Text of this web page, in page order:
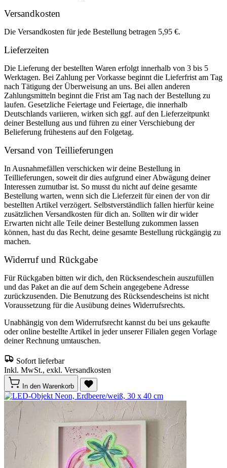
Versandkosten
Die Versandkosten für jede Bestellung betragen 5,95 €.
Lieferzeiten
Die Lieferung der bestellten Waren erfolgt innerhalb von 3 bis 5
Werktagen. Bei Zahlung per Vorkasse beginnt die Lieferfrist am Tag
nach Tätigung der Überweisung an uns. Bei allen anderen
Zahlungsmitteln beginnt die Frist am Tag nach der Bestellung zu
laufen. Gesetzliche Feiertage und Feiertage, die innerhalb
Deutschlands variieren, wirken sich ggf. auf den Lieferzeitpunkt
deiner Bestellung aus und führen zu einer Verschiebung der
Belieferung frühestens auf den Folgetag.
Versand von Teillieferungen
In Ausnahmefällen verschicken wir deine Bestellung in
Teillieferungen, soweit dir dies aufgrund einer Abwägung deiner
Interessen zumutbar ist. So musst du nicht auf deine gesamte
Bestellung warten, wenn sich die Lieferzeit für einen der von dir
bestellten Artikel verzögert. Selbstverständlich fallen hierfür keine
zusätzlichen Versandkosten für dich an. Sollten wir dir wider
Erwarten nicht alle Teile deiner Bestellung zukommen lassen
können, hast du das Recht, deine gesamte Bestellung rückgängig zu
machen.
Widerruf und Rückgabe
Für Rückgaben bitten wir dich, den Rücksendeschein auszufüllen
und das Paket an die auf dem Schein angegebene Adresse
zurückzusenden. Die Benutzung des Rücksendescheins ist nicht
Voraussetzung für die Ausübung deines Widerrufsrechts.
Unabhängig von dem Widerrufsrecht kannst du bei uns gekaufte
oder online bestellte Artikel in jeder unserer Filialen gegen Vorlage
deiner Rechnung umtauschen.
Sofort lieferbar
Inkl. MwSt., exkl. Versandkosten
In den Warenkorb